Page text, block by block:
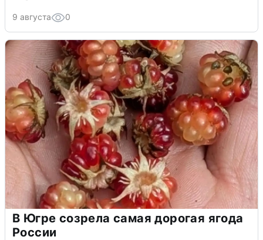
9 августа 0
В Югре созрела самая дорогая ягода
России